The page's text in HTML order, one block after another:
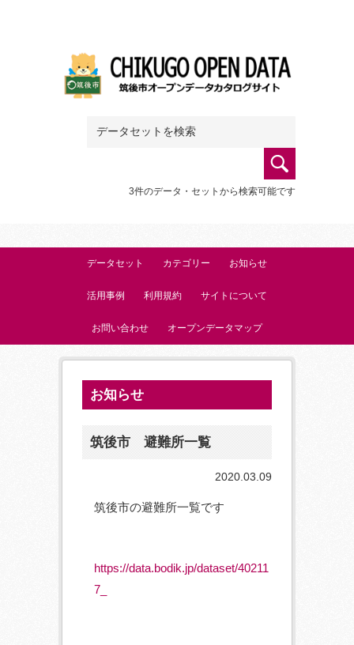
3件のデータ・セットから検索可能です
データセット カテゴリー お知らせ
活用事例 利用規約 サイトについて
お問い合わせ オープンデータマップ
お知らせ
筑後市 避難所一覧
2020.03.09
筑後市の避難所一覧です
https://data.bodik.jp/dataset/40211
7_